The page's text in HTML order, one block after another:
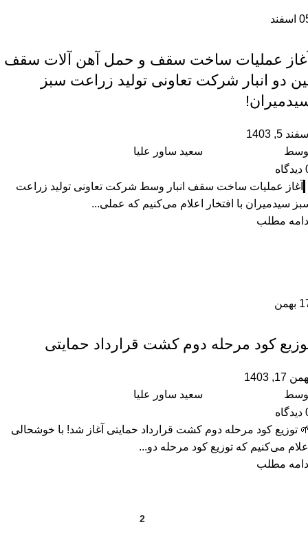
اسفند
عملیات ساخت سقف و حمل آهن آلات سقف
دو انبار شرکت تعاونی تولید زراعت سبز
5, 1403
سعید ساور علیا
دیدگاه
عملیات ساخت سقف انبار وسط شرکت تعاونی تولید زراعت
سیدمیران با افتخار اعلام می‌کنیم که عملی...
مطلب
بهمن
کود مرحله دوم کشت قرارداد حمایتی
17, 1403
سعید ساور علیا
دیدگاه
توزیع کود مرحله دوم کشت قرارداد حمایتی آغاز شد! با خوشحالی
می‌کنیم که توزیع کود مرحله دو...
مطلب
2